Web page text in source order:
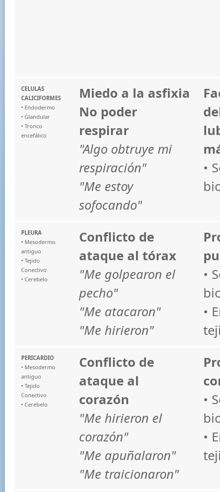
CELULAS
CALICIFORMES
• Endodermo
• Glandular
• Tronco
encefálico
Miedo a la asfixia
No poder
respirar
"Algo obtruye mi
respiración"
"Me estoy
sofocando"
•
PLEURA
• Mesodermo
antiguo
• Tejido
Conectivo
• Cerebelo
Conflicto de
ataque al tórax
"Me golpearon el
pecho"
"Me atacaron"
"Me hirieron"
•
•
PERICARDIO
• Mesodermo
antiguo
• Tejido
Conectivo
• Cerebelo
Conflicto de
ataque al
corazón
"Me hirieron el
corazón"
"Me apuñalaron"
"Me traicionaron"
•
•